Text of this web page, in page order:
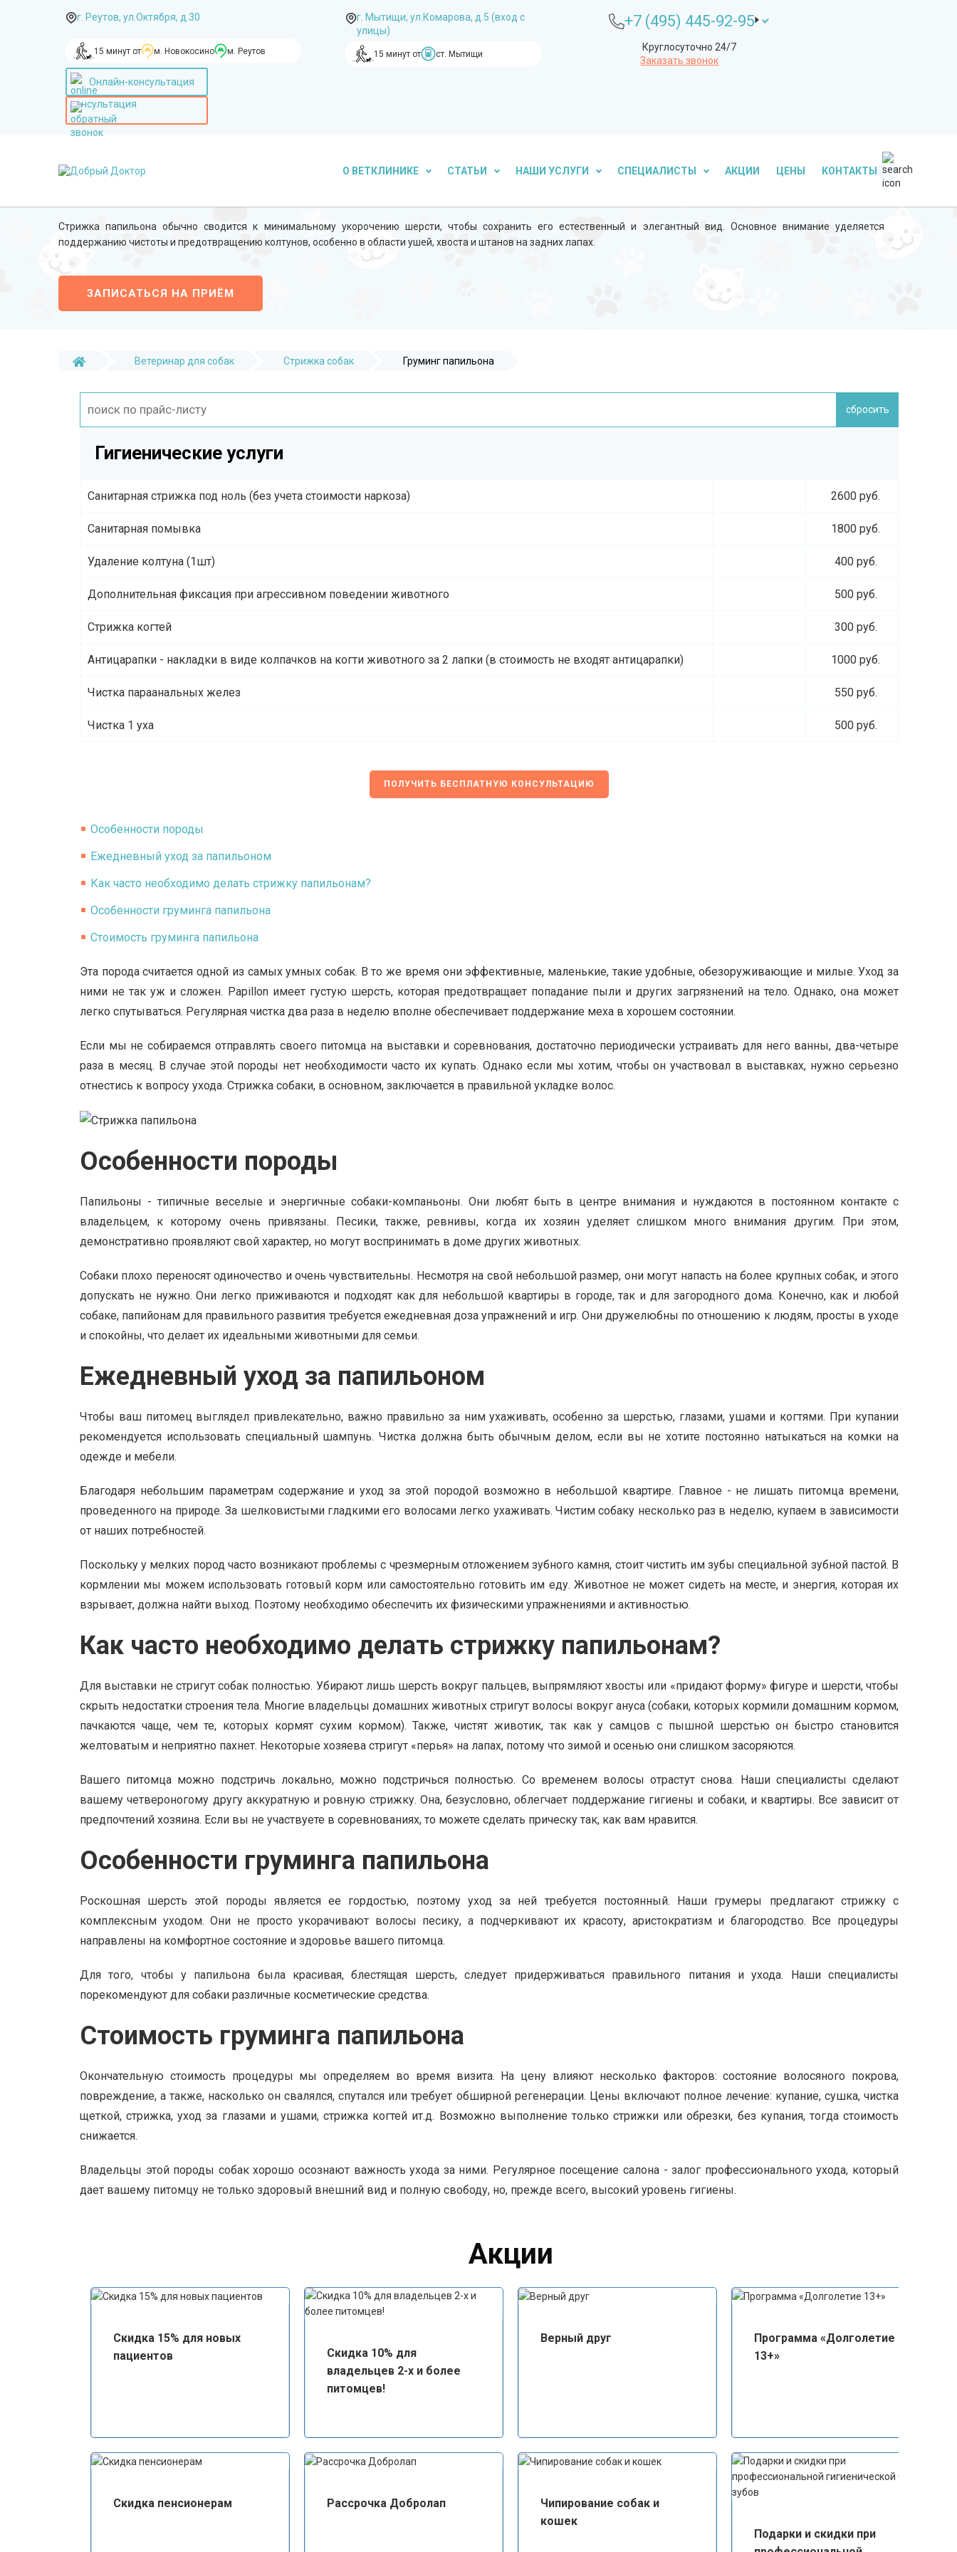
г. Реутов, ул.Октября, д.30
15 минут от м. Новокосино м. Реутов
г. Мытищи, ул.Комарова, д.5 (вход с
улицы)
15 минут от ст. Мытищи
+7 (495) 445-92-95
Круглосуточно 24/7
Заказать звонок
Онлайн-консультация
О ВЕТКЛИНИКЕ СТАТЬИ НАШИ УСЛУГИ СПЕЦИАЛИСТЫ АКЦИИ ЦЕНЫ КОНТАКТЫ
Груминг папильона
Стрижка папильона обычно сводится к минимальному укорочению шерсти, чтобы сохранить его естественный и элегантный вид. Основное внимание уделяется
поддержанию чистоты и предотвращению колтунов, особенно в области ушей, хвоста и штанов на задних лапах.
ЗАПИСАТЬСЯ НА ПРИЁМ
Ветеринар для собак Стрижка собак Груминг папильона
сбросить
Гигиенические услуги
Санитарная стрижка под ноль (без учета стоимости наркоза) 2600 руб.
Санитарная помывка 1800 руб.
Удаление колтуна (1шт) 400 руб.
Дополнительная фиксация при агрессивном поведении животного 500 руб.
Стрижка когтей 300 руб.
Антицарапки - накладки в виде колпачков на когти животного за 2 лапки (в стоимость не входят антицарапки) 1000 руб.
Чистка параанальных желез 550 руб.
Чистка 1 уха 500 руб.
ПОЛУЧИТЬ БЕСПЛАТНУЮ КОНСУЛЬТАЦИЮ
Особенности породы
Ежедневный уход за папильоном
Как часто необходимо делать стрижку папильонам?
Особенности груминга папильона
Стоимость груминга папильона
Эта порода считается одной из самых умных собак. В то же время они эффективные, маленькие, такие удобные, обезоруживающие и милые. Уход за
ними не так уж и сложен. Papillon имеет густую шерсть, которая предотвращает попадание пыли и других загрязнений на тело. Однако, она может
легко спутываться. Регулярная чистка два раза в неделю вполне обеспечивает поддержание меха в хорошем состоянии.
Если мы не собираемся отправлять своего питомца на выставки и соревнования, достаточно периодически устраивать для него ванны, два-четыре
раза в месяц. В случае этой породы нет необходимости часто их купать. Однако если мы хотим, чтобы он участвовал в выставках, нужно серьезно
отнестись к вопросу ухода. Стрижка собаки, в основном, заключается в правильной укладке волос.
Особенности породы
Папильоны - типичные веселые и энергичные собаки-компаньоны. Они любят быть в центре внимания и нуждаются в постоянном контакте с
владельцем, к которому очень привязаны. Песики, также, ревнивы, когда их хозяин уделяет слишком много внимания другим. При этом,
демонстративно проявляют свой характер, но могут воспринимать в доме других животных.
Собаки плохо переносят одиночество и очень чувствительны. Несмотря на свой небольшой размер, они могут напасть на более крупных собак, и этого
допускать не нужно. Они легко приживаются и подходят как для небольшой квартиры в городе, так и для загородного дома. Конечно, как и любой
собаке, папийонам для правильного развития требуется ежедневная доза упражнений и игр. Они дружелюбны по отношению к людям, просты в уходе
и спокойны, что делает их идеальными животными для семьи.
Ежедневный уход за папильоном
Чтобы ваш питомец выглядел привлекательно, важно правильно за ним ухаживать, особенно за шерстью, глазами, ушами и когтями. При купании
рекомендуется использовать специальный шампунь. Чистка должна быть обычным делом, если вы не хотите постоянно натыкаться на комки на
одежде и мебели.
Благодаря небольшим параметрам содержание и уход за этой породой возможно в небольшой квартире. Главное - не лишать питомца времени,
проведенного на природе. За шелковистыми гладкими его волосами легко ухаживать. Чистим собаку несколько раз в неделю, купаем в зависимости
от наших потребностей.
Поскольку у мелких пород часто возникают проблемы с чрезмерным отложением зубного камня, стоит чистить им зубы специальной зубной пастой. В
кормлении мы можем использовать готовый корм или самостоятельно готовить им еду. Животное не может сидеть на месте, и энергия, которая их
взрывает, должна найти выход. Поэтому необходимо обеспечить их физическими упражнениями и активностью.
Как часто необходимо делать стрижку папильонам?
Для выставки не стригут собак полностью. Убирают лишь шерсть вокруг пальцев, выпрямляют хвосты или «придают форму» фигуре и шерсти, чтобы
скрыть недостатки строения тела. Многие владельцы домашних животных стригут волосы вокруг ануса (собаки, которых кормили домашним кормом,
пачкаются чаще, чем те, которых кормят сухим кормом). Также, чистят животик, так как у самцов с пышной шерстью он быстро становится
желтоватым и неприятно пахнет. Некоторые хозяева стригут «перья» на лапах, потому что зимой и осенью они слишком засоряются.
Вашего питомца можно подстричь локально, можно подстричься полностью. Со временем волосы отрастут снова. Наши специалисты сделают
вашему четвероногому другу аккуратную и ровную стрижку. Она, безусловно, облегчает поддержание гигиены и собаки, и квартиры. Все зависит от
предпочтений хозяина. Если вы не участвуете в соревнованиях, то можете сделать прическу так, как вам нравится.
Особенности груминга папильона
Роскошная шерсть этой породы является ее гордостью, поэтому уход за ней требуется постоянный. Наши грумеры предлагают стрижку с
комплексным уходом. Они не просто укорачивают волосы песику, а подчеркивают их красоту, аристократизм и благородство. Все процедуры
направлены на комфортное состояние и здоровье вашего питомца.
Для того, чтобы у папильона была красивая, блестящая шерсть, следует придерживаться правильного питания и ухода. Наши специалисты
порекомендуют для собаки различные косметические средства.
Стоимость груминга папильона
Окончательную стоимость процедуры мы определяем во время визита. На цену влияют несколько факторов: состояние волосяного покрова,
повреждение, а также, насколько он свалялся, спутался или требует обширной регенерации. Цены включают полное лечение: купание, сушка, чистка
щеткой, стрижка, уход за глазами и ушами, стрижка когтей ит.д. Возможно выполнение только стрижки или обрезки, без купания, тогда стоимость
снижается.
Владельцы этой породы собак хорошо осознают важность ухода за ними. Регулярное посещение салона - залог профессионального ухода, который
дает вашему питомцу не только здоровый внешний вид и полную свободу, но, прежде всего, высокий уровень гигиены.
Акции
Скидка 15% для новых
пациентов
Скидка 10% для
владельцев 2-х и более
питомцев!
Верный друг
Программа «Долголетие
13+»
Скидка пенсионерам Рассрочка Добролап
Чипирование собак и
кошек
Подарки и скидки при